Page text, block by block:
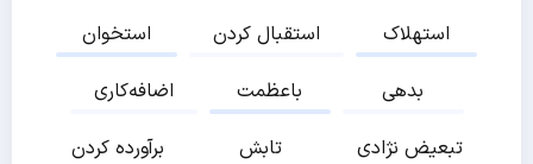
استخوان
استقبال کردن
استهلاک
اضافه‌کاری
باعظمت
بدهی
برآورده کردن
تابش
تبعیض نژادی